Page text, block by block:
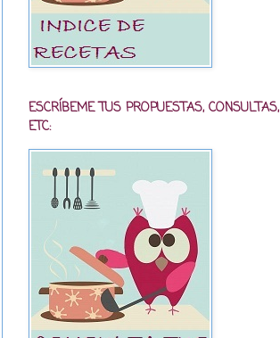
ESCRÍBEME TUS PROPUESTAS, CONSULTAS,
ETC: